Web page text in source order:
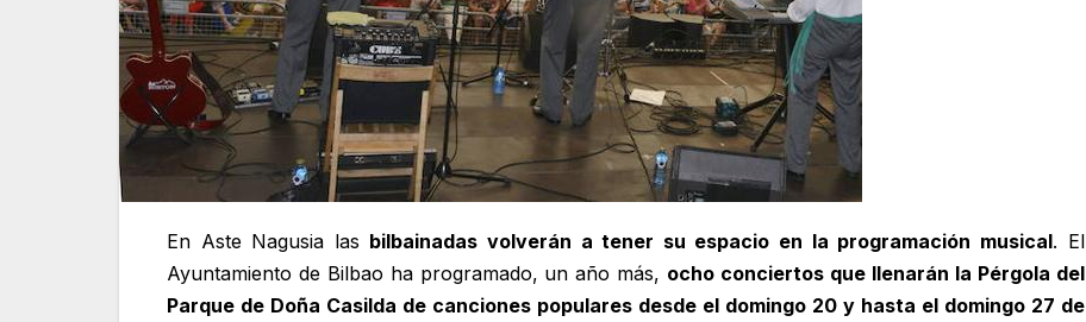
En Aste Nagusia las bilbainadas volverán a tener su espacio en la programación musical. El
Ayuntamiento de Bilbao ha programado, un año más, ocho conciertos que llenarán la Pérgola del
Parque de Doña Casilda de canciones populares desde el domingo 20 y hasta el domingo 27 de